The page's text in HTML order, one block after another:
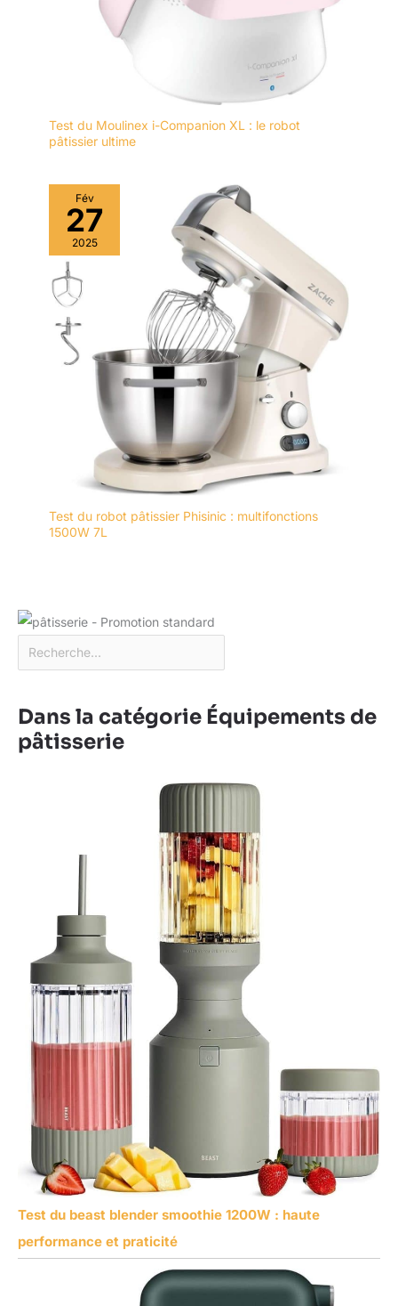
Test du Moulinex i-Companion XL : le robot
pâtissier ultime
Fév
27
2025
Test du robot pâtissier Phisinic : multifonctions
1500W 7L
Dans la catégorie Équipements de
pâtisserie
Test du beast blender smoothie 1200W : haute
performance et praticité